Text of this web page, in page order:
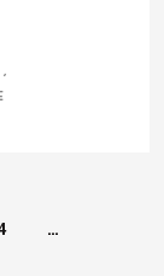
…